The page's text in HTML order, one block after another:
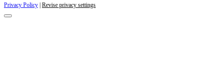
Privacy Policy | Revise privacy settings